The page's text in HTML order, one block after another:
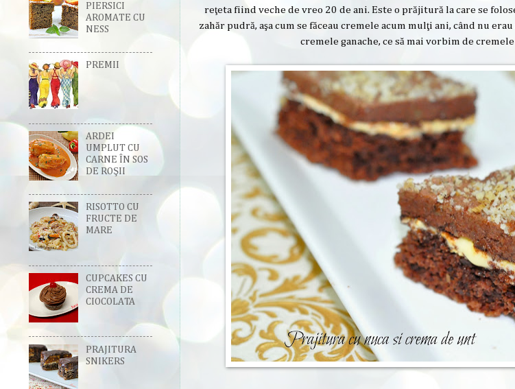
reţeta fiind veche de vreo 20 de ani. Este o prăjitură la care se
zahăr pudră, aşa cum se făceau cremele acum mulţi ani, când nu
cremele ganache, ce să mai vorbim de
PIERSICI
AROMATE CU
NESS
PREMII
ARDEI
UMPLUT CU
CARNE ÎN SOS
DE ROŞII
RISOTTO CU
FRUCTE DE
MARE
CUPCAKES CU
CREMA DE
CIOCOLATA
PRAJITURA
SNIKERS